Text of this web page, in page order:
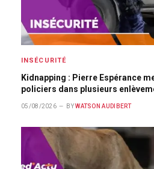
INSÉCURITÉ
Kidnapping : Pierre Espérance
policiers dans plusieurs
05/08/2026 BY WATSON AUDIBERT